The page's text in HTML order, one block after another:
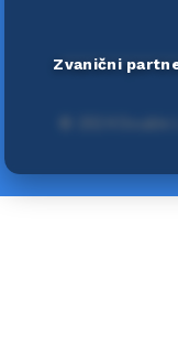
Zvanični